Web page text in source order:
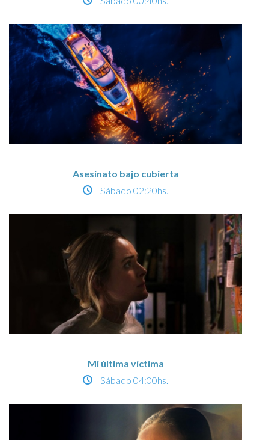
Asesinato bajo cubierta
Sábado 02:20hs.
Mi última víctima
Sábado 04:00hs.